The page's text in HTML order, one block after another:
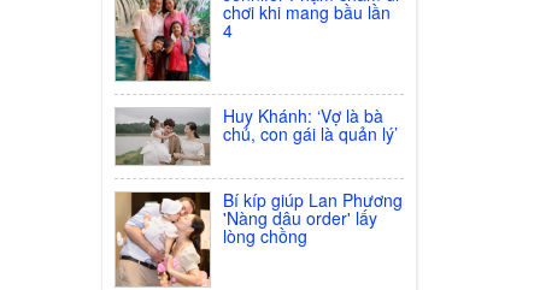
Giá:
Nước Bóng mau khô
cực nhanh
Coat)
Giá: 40.000 đ
XEM CHI TIẾT
chơi khi mang bầu lần
4
Huy Khánh: ‘Vợ là bà
chủ, con gái là quản lý’
Bí kíp giúp Lan Phương
'Nàng dâu order' lấy
lòng chồng